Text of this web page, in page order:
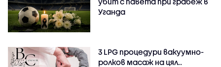
Уганда
3 LPG процедури вакуумно-
ролков масаж на цял..